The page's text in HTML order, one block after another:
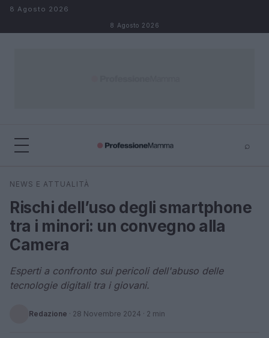
Salta al contenuto
8 Agosto 2026
8 Agosto 2026
⌕
Cerca
NEWS E ATTUALITÀ
Rischi dell’uso degli smartphone
tra i minori: un convegno alla
Camera
Esperti a confronto sui pericoli dell'abuso delle
tecnologie digitali tra i giovani.
Redazione · 28 Novembre 2024 · 2 min